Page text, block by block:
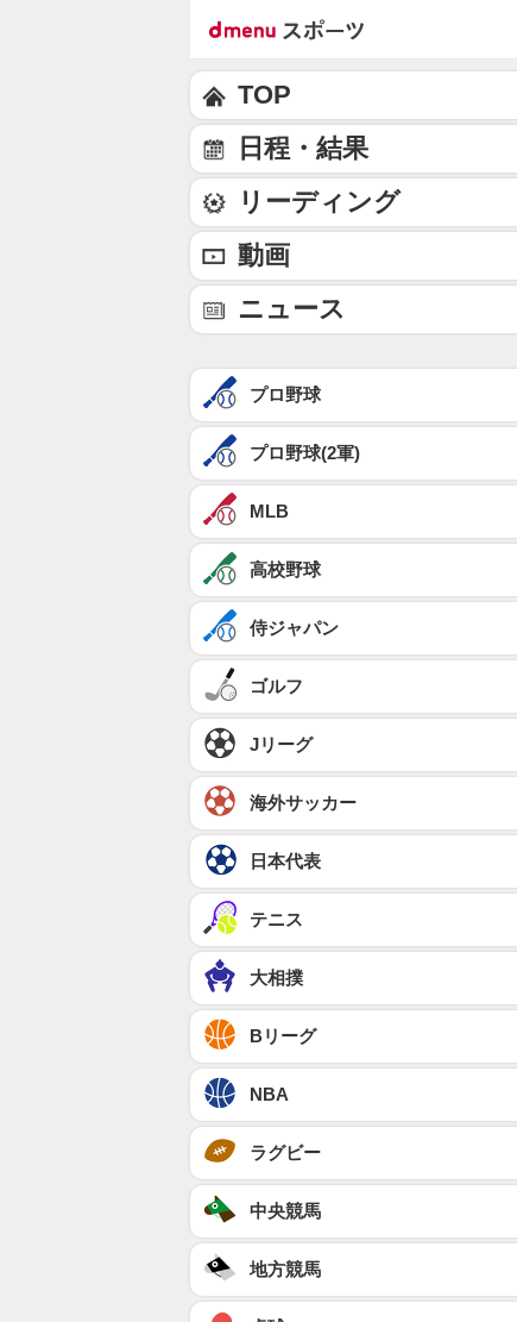
TOP
日程・結果
リーディング
動画
ニュース
プロ野球
プロ野球(2軍)
MLB
高校野球
侍ジャパン
ゴルフ
Jリーグ
海外サッカー
日本代表
テニス
大相撲
Bリーグ
NBA
ラグビー
中央競馬
地方競馬